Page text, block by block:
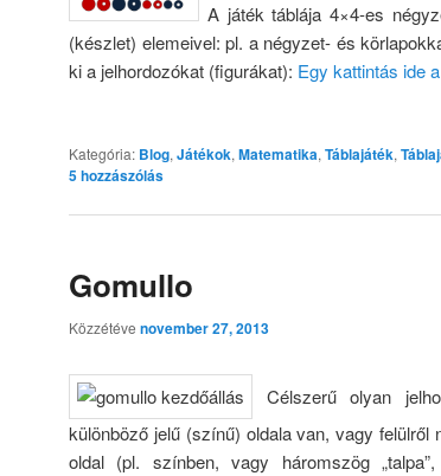
A játék táblája 4×4-es
(készlet) elemeivel: pl. a négyzet- és
ki a jelhordozókat (figurákat): Egy kattintás ide
Kategória: Blog, Játékok, Matematika, Táblajáték,
5hozzászólás
Gomullo
Közzétéve november 27, 2013
Célszerű olyan
különböző jelű (színű) oldala van, vagy
oldal (pl. színben, vagy háromszög